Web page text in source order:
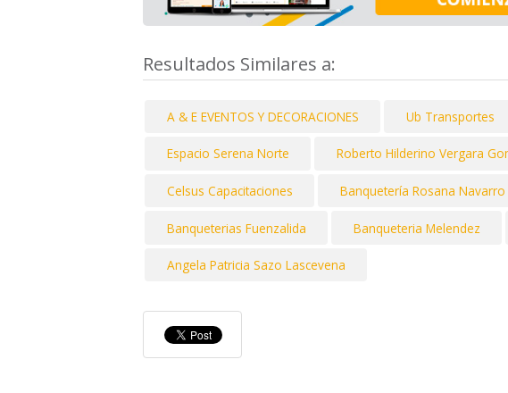
Resultados Similares a:
A & E EVENTOS Y DECORACIONES Ub Transportes
Espacio Serena Norte Roberto Hilderino Vergara
Celsus Capacitaciones Banquetería Rosana Navarro
Banqueterias Fuenzalida Banqueteria Melendez
Angela Patricia Sazo Lascevena